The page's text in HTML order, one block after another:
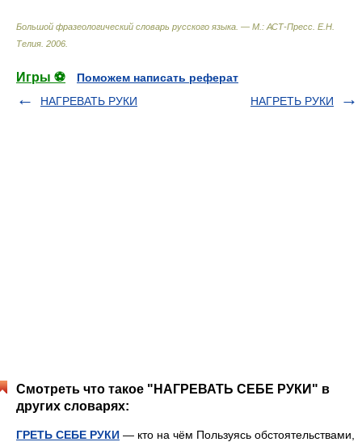
Большой фразеологический словарь русского языка. — М.: АСТ-Пресс Е.Н.
Телия 2006
Игры ⚽
Поможем написать реферат
НАГРЕВАТЬ РУКИ
НАГРЕТЬ РУКИ
Смотреть что такое "НАГРЕВАТЬ СЕБЕ РУКИ" в
других словарях:
ГРЕТЬ СЕБЕ РУКИ — кто на чём Пользуясь обстоятельствами,